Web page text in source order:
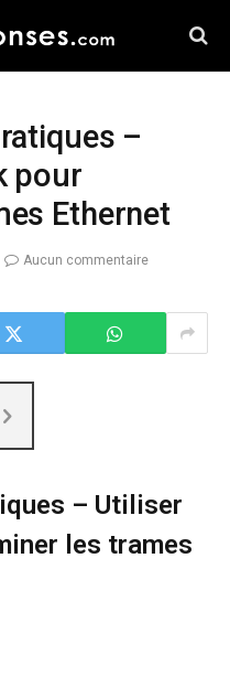
–
pour
Ethernet
Aucun commentaire
– Utiliser
les trames